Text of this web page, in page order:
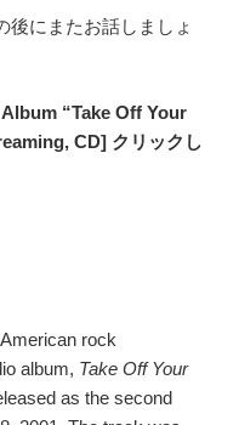
後にまたお話しましょ
“Take Off Your
CD] クリックし
rock
album, Take Off Your
as the second